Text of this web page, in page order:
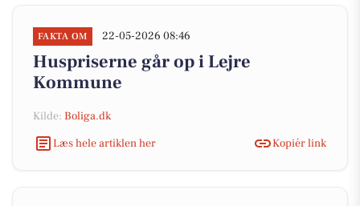
FAKTA OM 22-05-2026 08:46
Huspriserne går op i Lejre
Kommune
Kilde: Boliga.dk
Læs hele artiklen her
Kopiér link